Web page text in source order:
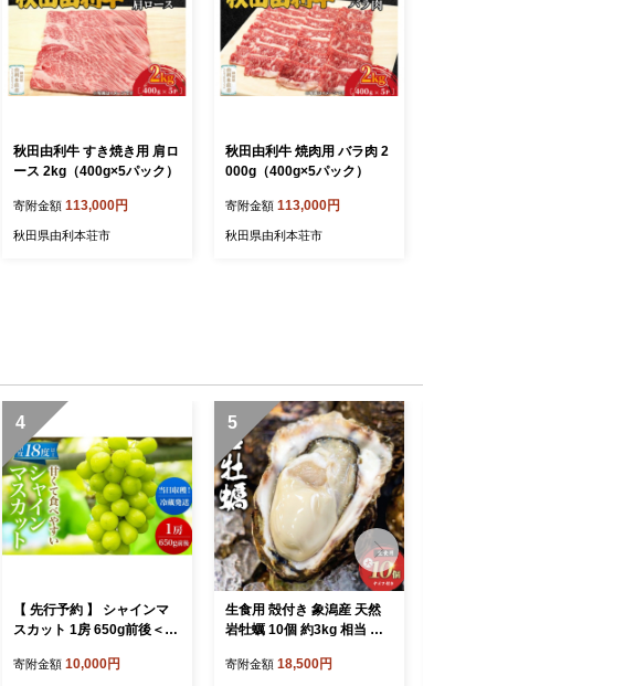
秋田由利牛 すき焼き用 肩ロ
ース 2kg（400g×5パック）
寄附金額 113,000円
秋田県由利本荘市
秋田由利牛 焼肉用 バラ肉 2
000g（400g×5パック）
寄附金額 113,000円
秋田県由利本荘市
4
【 先行予約 】 シャインマ
スカット 1房 650g前後＜出
10月中旬ごろ＞【 数量限定
寄附金額 10,000円
5
生食用 殻付き 象潟産 天然
岩牡蠣 10個 約3kg 相当 約3
ガキ 冷蔵 濃厚 プリプリ 新
寄附金額 18,500円